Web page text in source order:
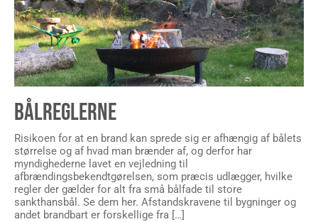
BÅLREGLERNE
Risikoen for at en brand kan sprede sig er afhængig af bålets
størrelse og af hvad man brænder af, og derfor har
myndighederne lavet en vejledning til
afbrændingsbekendtgørelsen, som præcis udlægger, hvilke
regler der gælder for alt fra små bålfade til store
sankthansbål. Se dem her. Afstandskravene til bygninger og
andet brandbart er forskellige fra […]